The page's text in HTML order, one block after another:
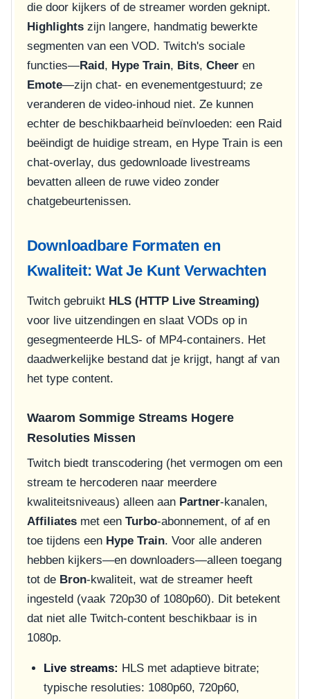
die door kijkers of de streamer worden geknipt.
Highlightszijn langere, handmatig bewerkte
segmenten van een VOD. Twitch's sociale
functies—Raid, Hype Train, Bits, Cheeren
Emote—zijn chat- en evenementgestuurd; ze
veranderen de video-inhoud niet. Ze kunnen
echter de beschikbaarheid beïnvloeden: een Raid
beëindigt de huidige stream, en Hype Train is een
chat-overlay, dus gedownloade livestreams
bevatten alleen de ruwe video zonder
chatgebeurtenissen.
Downloadbare Formaten en
Kwaliteit: Wat Je Kunt Verwachten
Twitch gebruikt HLS (HTTP Live Streaming)
voor live uitzendingen en slaat VODs op in
gesegmenteerde HLS- of MP4-containers. Het
daadwerkelijke bestand dat je krijgt, hangt af van
het type content.
Waarom Sommige Streams Hogere
Resoluties Missen
Twitch biedt transcodering (het vermogen om een
stream te hercoderen naar meerdere
kwaliteitsniveaus) alleen aan Partner-kanalen,
Affiliatesmet een Turbo-abonnement, of af en
toe tijdens een Hype Train. Voor alle anderen
hebben kijkers—en downloaders—alleen toegang
tot de Bron-kwaliteit, wat de streamer heeft
ingesteld (vaak 720p30 of 1080p60). Dit betekent
dat niet alle Twitch-content beschikbaar is in
1080p.
Live streams: HLS met adaptieve bitrate;
typische resoluties: 1080p60, 720p60,